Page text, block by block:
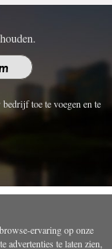
toe te voegen en te
ervaring op onze
advertenties te laten zien,